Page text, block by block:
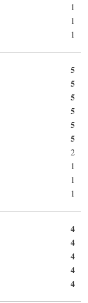
1
1
1
5
5
5
5
5
5
2
1
1
1
4
4
4
4
4